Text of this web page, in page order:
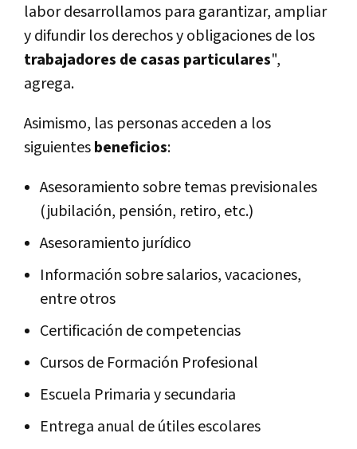
labor desarrollamos para garantizar, ampliar
y difundir los derechos y obligaciones de los
trabajadores de casas particulares",
agrega.
Asimismo, las personas acceden a los
siguientesbeneficios:
Asesoramiento sobre temas previsionales
(jubilación, pensión, retiro, etc.)
Asesoramiento jurídico
Información sobre salarios, vacaciones,
entre otros
Certificación de competencias
Cursos de Formación Profesional
Escuela Primaria y secundaria
Entrega anual de útiles escolares